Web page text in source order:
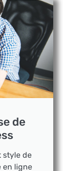
de
style de
en ligne